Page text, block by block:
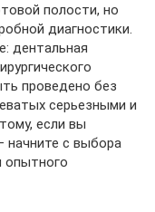
полости, но
диагностики.
дентальная
проведено без
серьезными и
если вы
начните с выбора
опытного